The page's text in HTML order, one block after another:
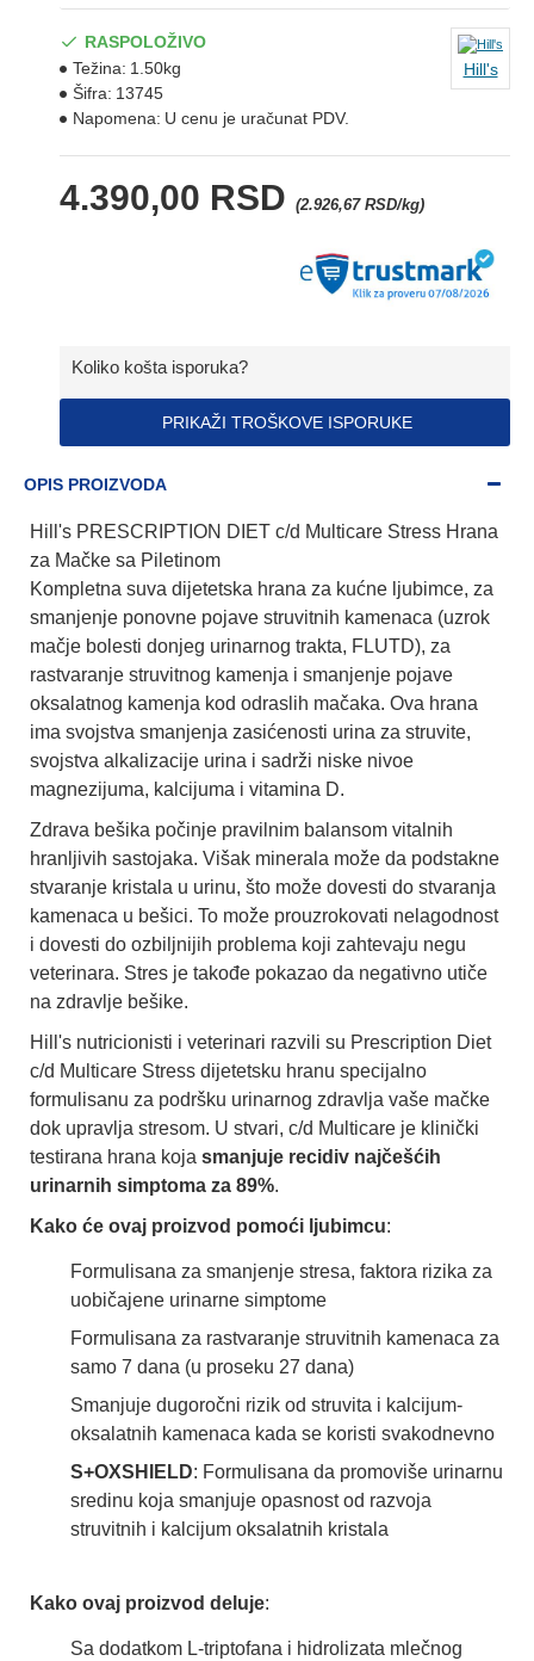
4.390,00 RSD (2.926,67 RSD/kg)
RASPOLOŽIVO
Težina: 1.50kg
Šifra: 13745
Napomena: U cenu je uračunat PDV.
Hill's
Koliko košta isporuka?
PRIKAŽI TROŠKOVE ISPORUKE
OPIS PROIZVODA
Hill's PRESCRIPTION DIET c/d Multicare Stress Hrana
za Mačke sa Piletinom
Kompletna suva dijetetska hrana za kućne ljubimce, za
smanjenje ponovne pojave struvitnih kamenaca (uzrok
mačje bolesti donjeg urinarnog trakta, FLUTD), za
rastvaranje struvitnog kamenja i smanjenje pojave
oksalatnog kamenja kod odraslih mačaka. Ova hrana
ima svojstva smanjenja zasićenosti urina za struvite,
svojstva alkalizacije urina i sadrži niske nivoe
magnezijuma, kalcijuma i vitamina D.
Zdrava bešika počinje pravilnim balansom vitalnih
hranljivih sastojaka. Višak minerala može da podstakne
stvaranje kristala u urinu, što može dovesti do stvaranja
kamenaca u bešici. To može prouzrokovati nelagodnost
i dovesti do ozbiljnijih problema koji zahtevaju negu
veterinara. Stres je takođe pokazao da negativno utiče
na zdravlje bešike.
Hill's nutricionisti i veterinari razvili su Prescription Diet
c/d Multicare Stress dijetetsku hranu specijalno
formulisanu za podršku urinarnog zdravlja vaše mačke
dok upravlja stresom. U stvari, c/d Multicare je klinički
testirana hrana koja smanjuje recidiv najčešćih
urinarnih simptoma za 89%.
Kako će ovaj proizvod pomoći ljubimcu:
Formulisana za smanjenje stresa, faktora rizika za
uobičajene urinarne simptome
Formulisana za rastvaranje struvitnih kamenaca za
samo 7 dana (u proseku 27 dana)
Smanjuje dugoročni rizik od struvita i kalcijum-
oksalatnih kamenaca kada se koristi svakodnevno
S+OXSHIELD: Formulisana da promoviše urinarnu
sredinu koja smanjuje opasnost od razvoja
struvitnih i kalcijum oksalatnih kristala
Kako ovaj proizvod deluje:
Sa dodatkom L-triptofana i hidrolizata mlečnog